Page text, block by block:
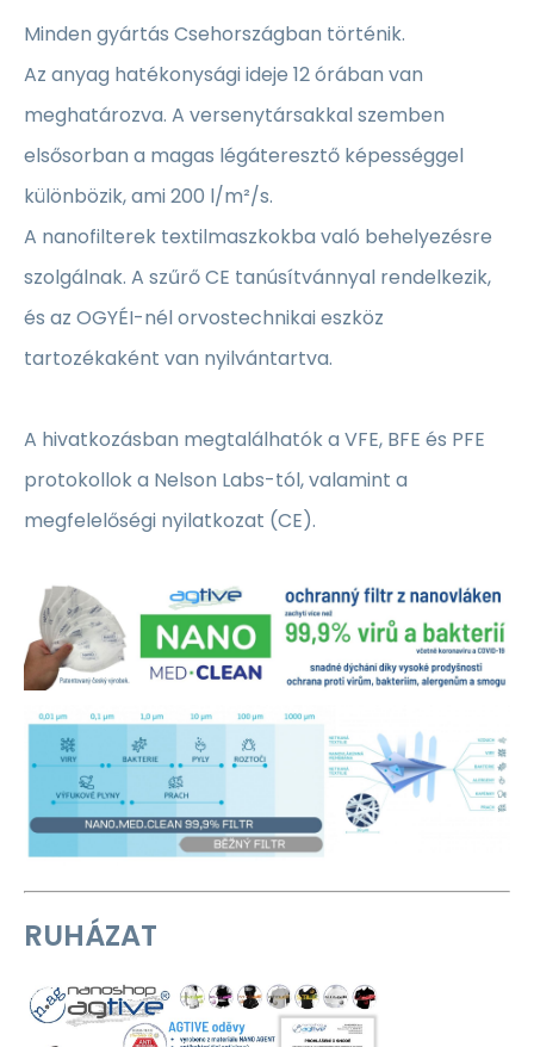
Minden gyártás Csehországban történik.
Az anyag hatékonysági ideje 12 órában van
meghatározva. A versenytársakkal szemben
elsősorban a magas légáteresztő képességgel
különbözik, ami 200 l/m²/s.
A nanofilterek textilmaszkokba való behelyezésre
szolgálnak. A szűrő CE tanúsítvánnyal rendelkezik,
és az OGYÉI-nél orvostechnikai eszköz
tartozékaként van nyilvántartva.
A hivatkozásban megtalálhatók a VFE, BFE és PFE
protokollok a Nelson Labs-tól, valamint a
megfelelőségi nyilatkozat (CE).
RUHÁZAT